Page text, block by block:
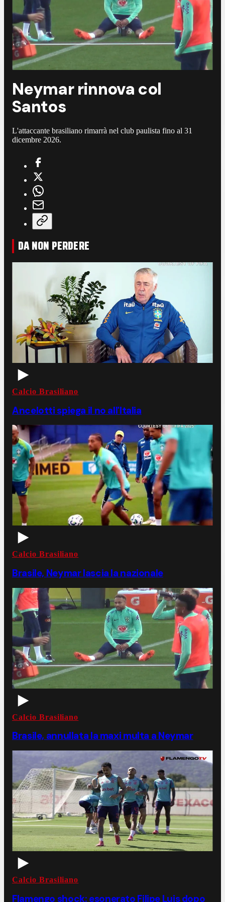
Neymar rinnova col
Santos
L'attaccante brasiliano rimarrà nel club paulista fino al 31
dicembre 2026.
DA NON PERDERE
Calcio Brasiliano
Ancelotti spiega il no all'Italia
Calcio Brasiliano
Brasile, Neymar lascia la nazionale
Calcio Brasiliano
Brasile, annullata la maxi multa a Neymar
Calcio Brasiliano
Flamengo shock: esonerato Filipe Luis dopo